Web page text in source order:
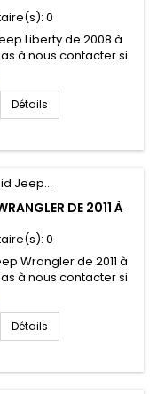
0
Liberty de 2008 à
à nous contacter si
!
Détails
DE 2011 À
0
Wrangler de 2011 à
à nous contacter si
!
Détails